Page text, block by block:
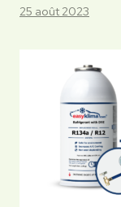
25 août 2023